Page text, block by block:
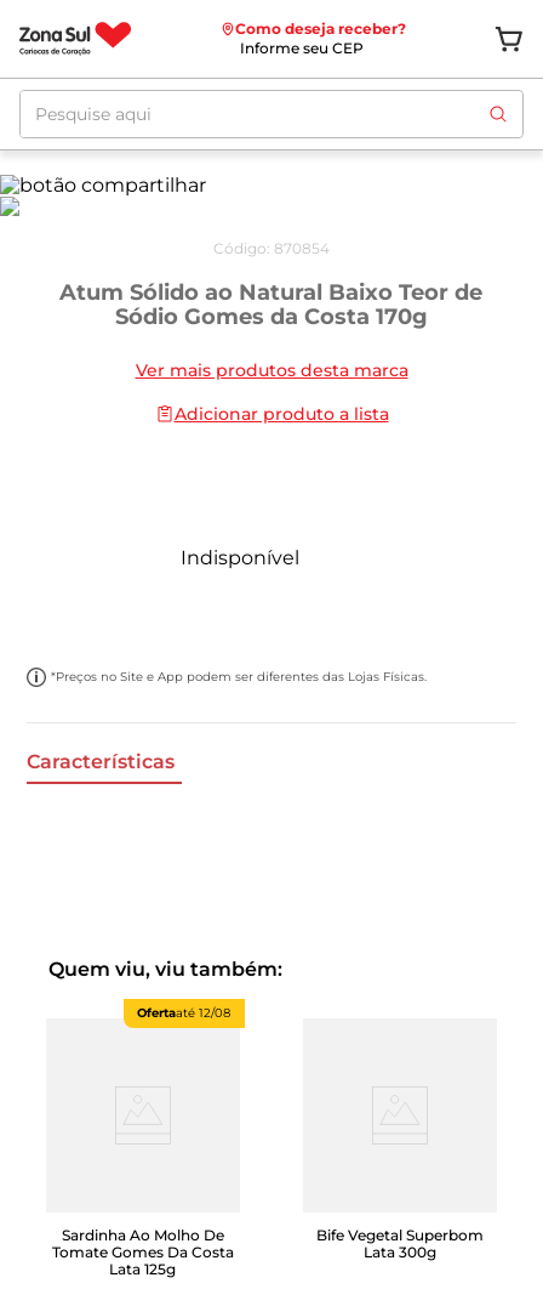
Como deseja receber?
Informe seu CEP
Pesquise aqui
Código: 870854
Atum Sólido ao Natural Baixo Teor de
Sódio Gomes da Costa 170g
Ver mais produtos desta marca
Adicionar produto a lista
Indisponível
*Preços no Site e App podem ser diferentes das Lojas Físicas.
Características
Quem viu, viu também:
Ofertaaté12/08
Sardinha Ao Molho De
Tomate Gomes Da Costa
Lata 125g
Bife Vegetal Superbom
Lata 300g